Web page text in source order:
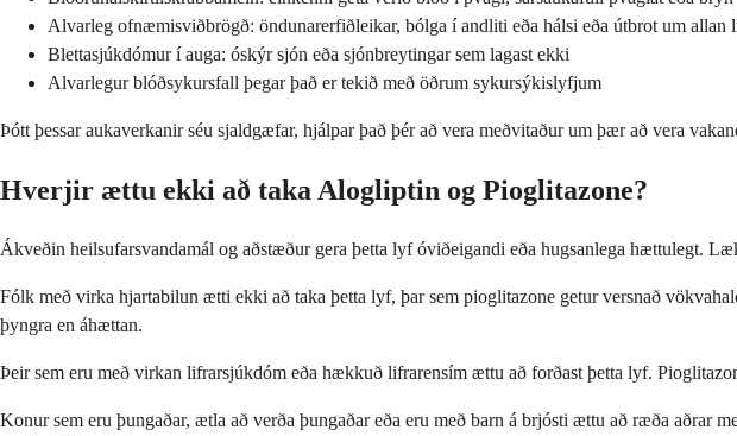
Alvarleg ofnæmisviðbrögð: öndunarerfiðleikar, bólga í andliti eða hálsi eða útbrot um allan
Blettasjúkdómur í auga: óskýr sjón eða sjónbreytingar sem lagast ekki
Alvarlegur blóðsykursfall þegar það er tekið með öðrum sykursýkislyfjum
Þótt þessar aukaverkanir séu sjaldgæfar, hjálpar það þér að vera meðvitaður um þær að vera
Hverjir ættu ekki að taka Alogliptin og Pioglitazone?
Ákveðin heilsufarsvandamál og aðstæður gera þetta lyf óviðeigandi eða hugsanlega hættulegt.
Fólk með virka hjartabilun ætti ekki að taka þetta lyf, þar sem pioglitazone getur versnað
þyngra en áhættan.
Þeir sem eru með virkan lifrarsjúkdóm eða hækkuð lifrarensím ættu að forðast þetta lyf.
Konur sem eru þungaðar, ætla að verða þungaðar eða eru með barn á brjósti ættu að ræða aðrar